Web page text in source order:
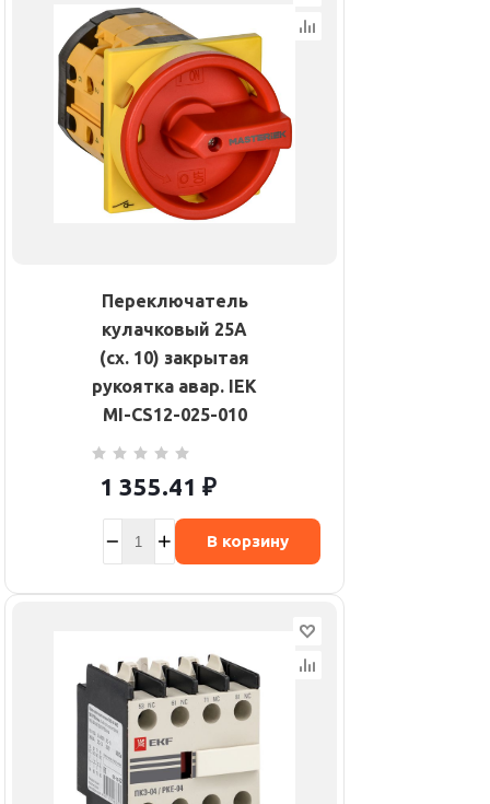
Переключатель
кулачковый 25А
(сх. 10) закрытая
рукоятка авар. IEK
MI-CS12-025-010
1 355.41 ₽
В корзину